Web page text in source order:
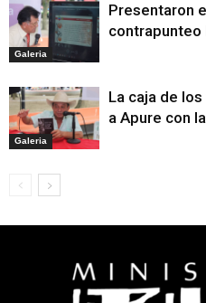
Galeria
Presentaron
contrapunteo
Galeria
La caja de
a Apure con